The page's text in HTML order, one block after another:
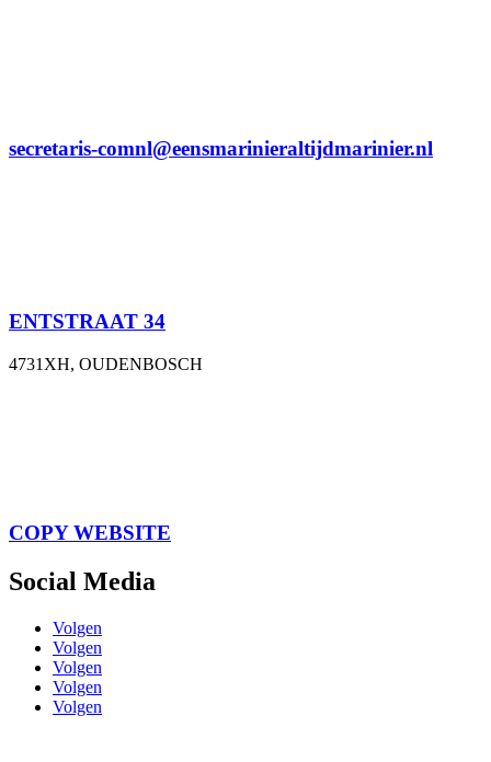
secretaris-comnl@eensmarinieraltijdmarinier.nl
ENTSTRAAT 34
4731XH, OUDENBOSCH
COPY WEBSITE
Social Media
Volgen
Volgen
Volgen
Volgen
Volgen